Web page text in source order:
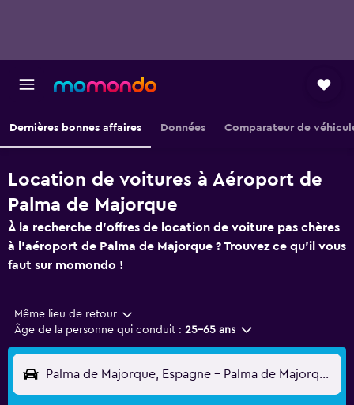
Dernières bonnes affaires Données Comparateur de
Location de voitures à Aéroport de
Palma de Majorque
À la recherche d'offres de location de voiture pas chères
à l'aéroport de Palma de Majorque ? Trouvez ce qu'il vous
faut sur momondo !
Même lieu de retour
Âge de la personne qui conduit : 25-65 ans
Palma de Majorque, Espagne - Palma de Majorque (PMI)